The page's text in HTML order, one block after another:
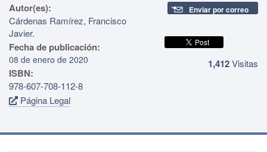
Autor(es):
Cárdenas Ramírez, Francisco
Javier.
Fecha de publicación:
08 de enero de 2020
ISBN:
978-607-708-112-8
Página Legal
Enviar por correo
1,412Visitas